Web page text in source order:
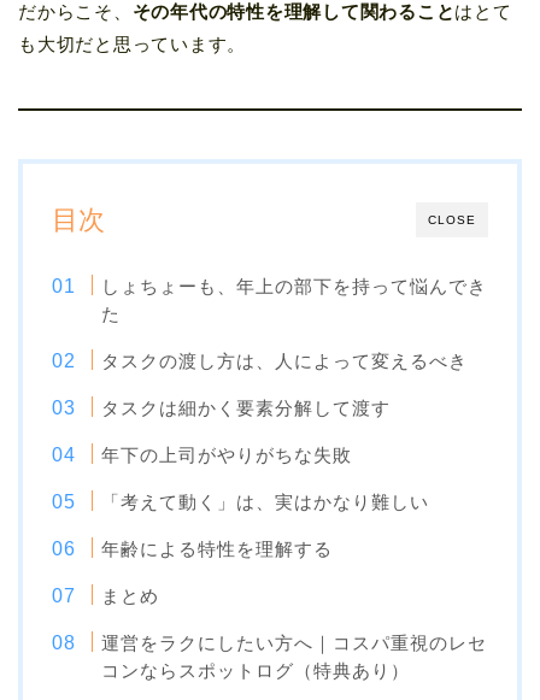
だからこそ、 その年代の特性を理解して関わることはとて
も大切だと思っています。
CLOSE
目次
しょちょーも、年上の部下を持って悩んでき
た
タスクの渡し方は、人によって変えるべき
タスクは細かく要素分解して渡す
年下の上司がやりがちな失敗
「考えて動く」は、実はかなり難しい
年齢による特性を理解する
まとめ
運営をラクにしたい方へ｜コスパ重視のレセ
コンならスポットログ（特典あり）